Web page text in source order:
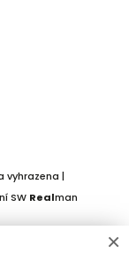
vyhrazena |
SW Realman
×